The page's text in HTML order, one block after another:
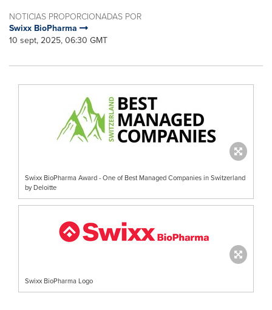
NOTICIAS PROPORCIONADAS POR
Swixx BioPharma
10 sept, 2025, 06:30 GMT
Swixx BioPharma Award - One of Best Managed Companies in Switzerland
by Deloitte
Swixx BioPharma Logo